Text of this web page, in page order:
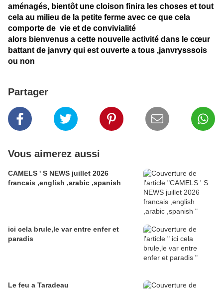
aménagés, bientôt une cloison finira les choses et tout
cela au milieu de la petite ferme avec ce que cela
comporte de vie et de convivialité
alors bienvenus a cette nouvelle activité dans le cœur
battant de janvry qui est ouverte a tous ,janvrysssois
ou non
Partager
Vous aimerez aussi
CAMELS ' S NEWS juillet 2026
francais ,english ,arabic ,spanish
ici cela brule,le var entre enfer et
paradis
Le feu a Taradeau